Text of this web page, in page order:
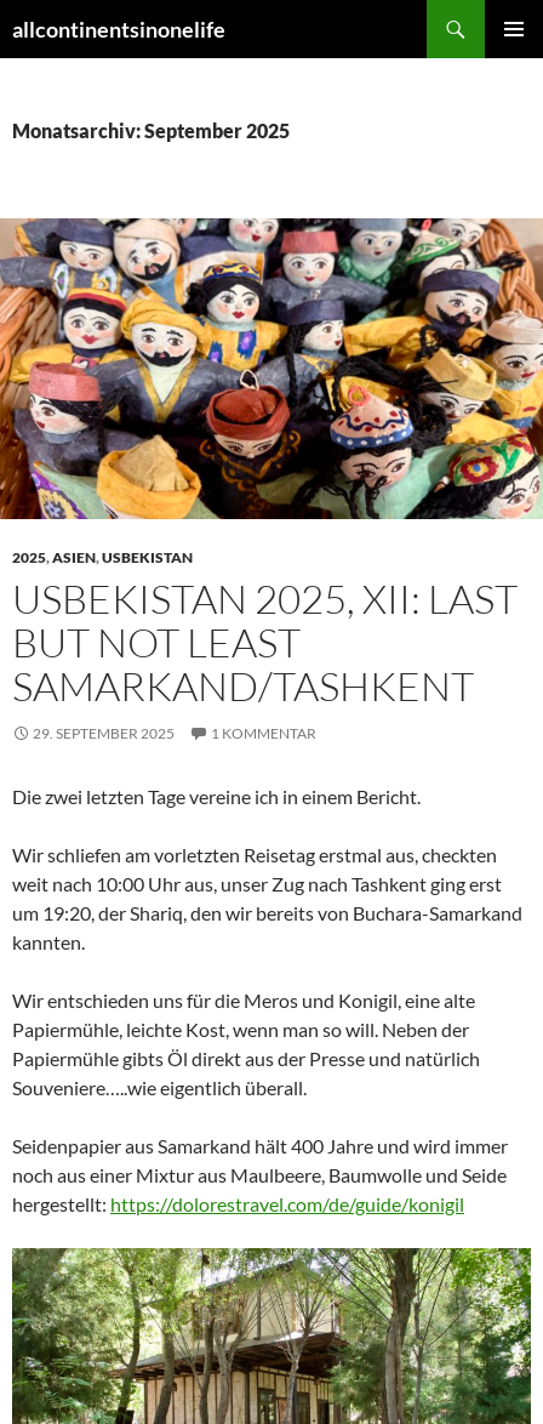
Inhalt
allcontinentsinonelife
Monatsarchiv: September 2025
2025,ASIEN,USBEKISTAN
USBEKISTAN 2025, XII: LAST
BUT NOT LEAST
SAMARKAND/TASHKENT
29. SEPTEMBER 2025 1 KOMMENTAR
Die zwei letzten Tage vereine ich in einem Bericht.
Wir schliefen am vorletzten Reisetag erstmal aus, checkten
weit nach 10:00 Uhr aus, unser Zug nach Tashkent ging erst
um 19:20, der Shariq, den wir bereits von Buchara-Samarkand
kannten.
Wir entschieden uns für die Meros und Konigil, eine alte
Papiermühle, leichte Kost, wenn man so will. Neben der
Papiermühle gibts Öl direkt aus der Presse und natürlich
Souveniere…..wie eigentlich überall.
Seidenpapier aus Samarkand hält 400 Jahre und wird immer
noch aus einer Mixtur aus Maulbeere, Baumwolle und Seide
hergestellt: https://dolorestravel.com/de/guide/konigil